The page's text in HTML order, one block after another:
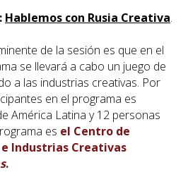
Hablemos con Rusia Creativa.
de la sesión es que en el
se llevará a cabo un juego de
a las industrias creativas. Por
en el programa es
América Latina y 12 personas
es el Centro de
Industrias Creativas
.